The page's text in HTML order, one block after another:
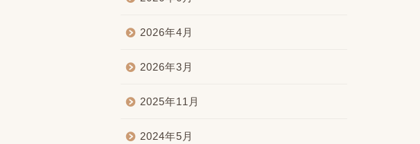
2026年4月
2026年3月
2025年11月
2024年5月